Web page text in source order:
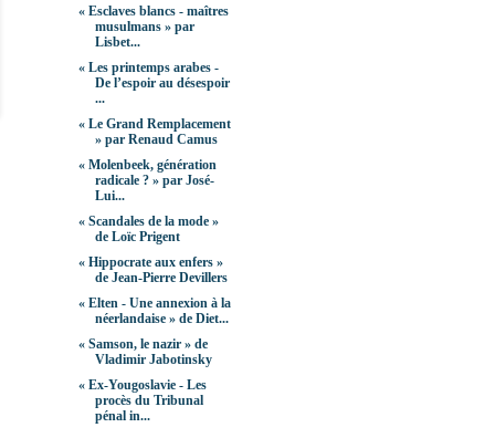
« Esclaves blancs - maîtres
musulmans » par
Lisbet...
« Les printemps arabes -
De l’espoir au désespoir
...
« Le Grand Remplacement
» par Renaud Camus
« Molenbeek, génération
radicale ? » par José-
Lui...
« Scandales de la mode »
de Loïc Prigent
« Hippocrate aux enfers »
de Jean-Pierre Devillers
« Elten - Une annexion à la
néerlandaise » de Diet...
« Samson, le nazir » de
Vladimir Jabotinsky
« Ex-Yougoslavie - Les
procès du Tribunal
pénal in...